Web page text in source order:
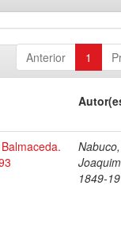
Anterior 1
Nabuco,
1849-